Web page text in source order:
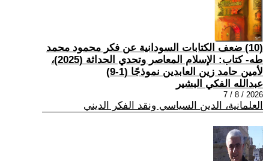
(10) ضعف الكتابات السودانية عن فكر محمود محمد
طه- كتاب: الإسلام المعاصر وتحدي الحداثة (2025)،
لأمين حامد زين العابدين نموذجًا (1-9)
عبدالله الفكي البشير
2026 / 8 / 7
العلمانية، الدين السياسي ونقد الفكر الديني